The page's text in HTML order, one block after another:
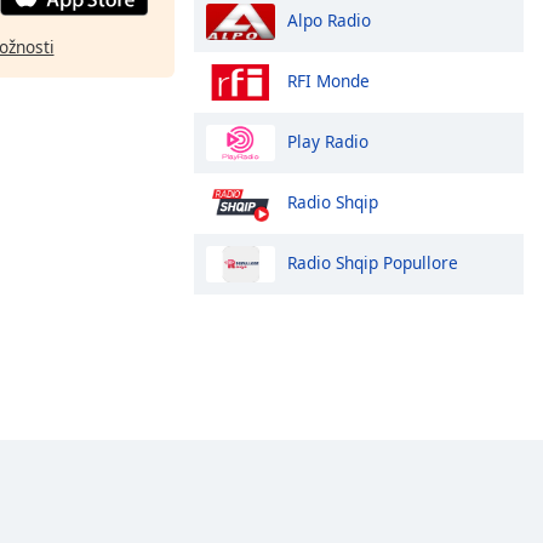
Alpo Radio
RFI Monde
Play Radio
Radio Shqip
Radio Shqip Popullore